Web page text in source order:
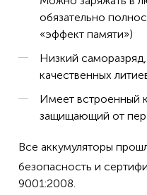
обязательно
«эффект памяти»)
Низкий
качественных
Имеет встроенный
защищающий от
Все аккумуляторы
безопасность и
9001:2008.